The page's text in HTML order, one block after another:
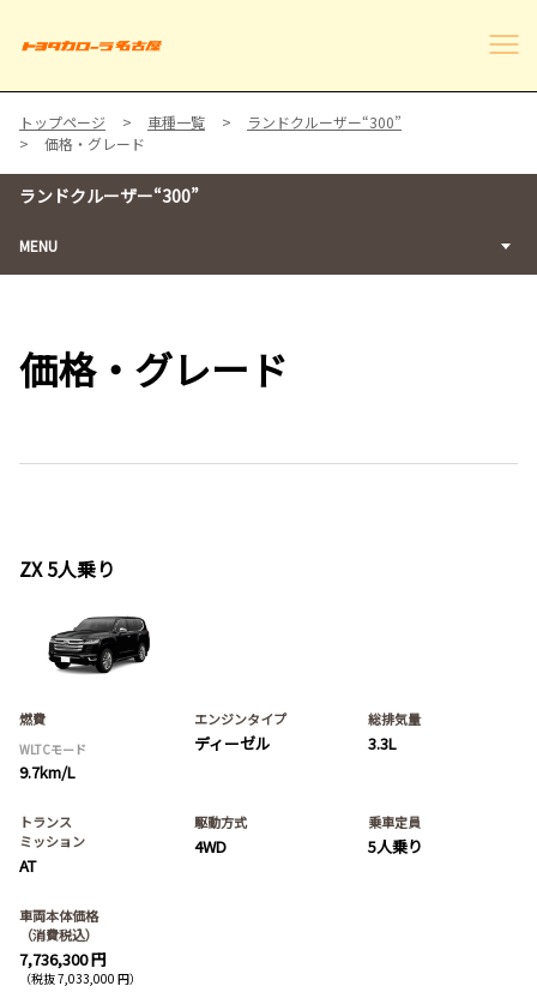
トップページ 車種一覧
ランドクルーザー“300”
価格・グレード
ランドクルーザー“300”
MENU
価格・グレード
ZX 5人乗り
燃費
WLTCモード
9.7km/L
エンジンタイプ
ディーゼル
総排気量
3.3L
トランス
ミッション
AT
駆動方式
4WD
乗車定員
5人乗り
車両本体価格
（消費税込）
7,736,300 円
（税抜 7,033,000 円）